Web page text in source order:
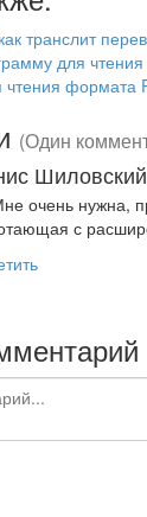
транслит
для чтения
формата
(Один
очень нужна,
с